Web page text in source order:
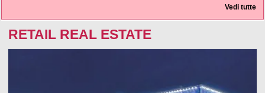
Vedi tutte
RETAIL REAL ESTATE